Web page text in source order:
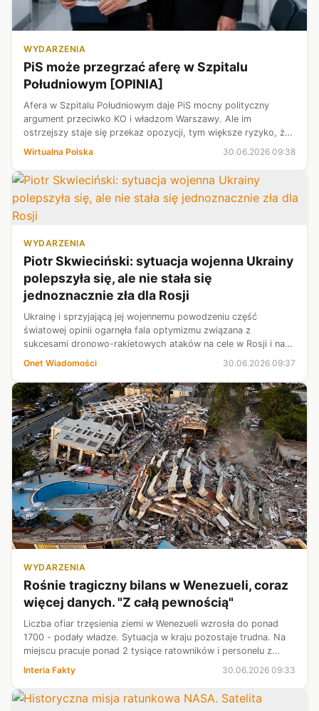
WYDARZENIA
PiS może przegrzać aferę w Szpitalu
Południowym [OPINIA]
Afera w Szpitalu Południowym daje PiS mocny polityczny
argument przeciwko KO i władzom Warszawy. Ale im
ostrzejszy staje się przekaz opozycji, tym większe ryzyko, że
temat zamiast zaszkodzić rządzącym, zacznie pracować
Wirtualna Polska 30.06.2026 09:38
WYDARZENIA
Piotr Skwieciński: sytuacja wojenna Ukrainy
polepszyła się, ale nie stała się
jednoznacznie zła dla Rosji
Ukrainę i sprzyjającą jej wojennemu powodzeniu część
światowej opinii ogarnęła fala optymizmu związana z
sukcesami dronowo-rakietowych ataków na cele w Rosji i na
terytoriach okupowanych. Dla wielu jest to zapowiedź
Onet Wiadomości 30.06.2026 09:37
WYDARZENIA
Rośnie tragiczny bilans w Wenezueli, coraz
więcej danych. "Z całą pewnością"
Liczba ofiar trzęsienia ziemi w Wenezueli wzrosła do ponad
1700 - podały władze. Sytuacja w kraju pozostaje trudna. Na
miejscu pracuje ponad 2 tysiące ratowników i personelu z
całego świata. Problemem stał się między innymi brak miejsca
w kostnicach.
Interia Fakty 30.06.2026 09:33